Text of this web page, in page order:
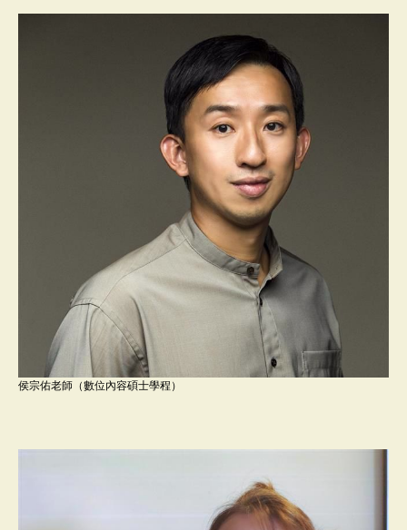
侯宗佑老師（數位內容碩士學程）